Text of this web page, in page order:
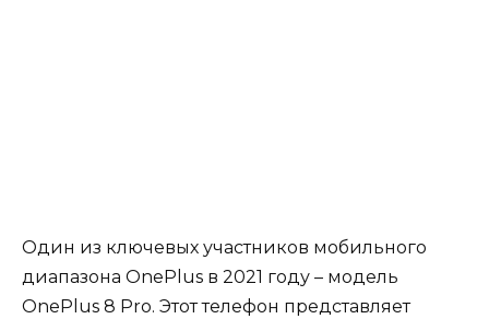
Один из ключевых участников мобильного
диапазона OnePlus в 2021 году – модель
OnePlus 8 Pro. Этот телефон представляет